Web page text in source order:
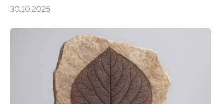
erfüllen können, müssen zahlreiche Enzyme präzise in
der Ruhr-Universität Bochum um Prof. Dr. Ralf Erdmann
und Dr. Ismaila Francis Yusuf hat nun einen bislang
unbekannten Qualitätskontrollmechanismus des
peroxisomalen Proteintransports in der Bäckerhefe
Saccharomyces cerevisiae entdeckt, der für die
Funktionsfähigkeit der Organellen entscheidend ist. Die
30.10.2025